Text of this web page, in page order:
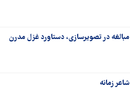
مبالغه در تصویرسازی، دستاورد غزل مدرن
شاعر زمانه